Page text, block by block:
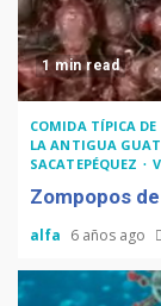
1 min read
COMIDA TÍPICA
LA ANTIGUA
SACATEPÉQUEZ
Zompopos
alfa 6 años ago